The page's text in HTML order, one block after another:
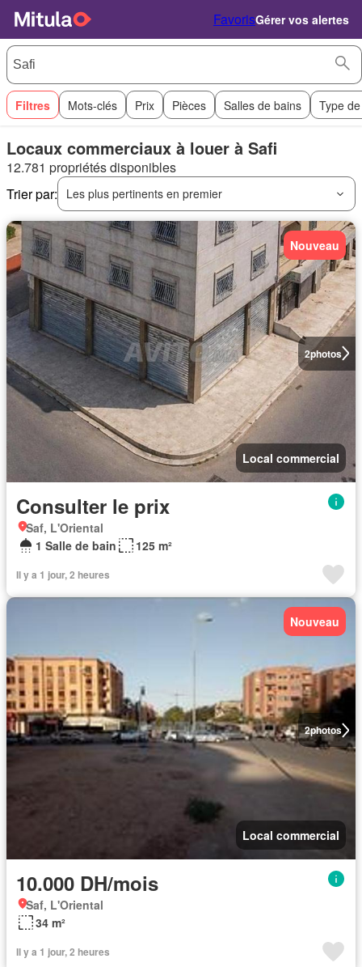
FavorisGérer vos alertes
Filtres Mots-clés Prix Pièces Salles de bains Type
Locaux commerciaux à louer à Safi
12.781 propriétés disponibles
Trier par:
Les plus pertinents en premier
2photos
Nouveau
Local commercial
Consulter le prix
Saf, L'Oriental
1 Salle de bain
125 m²
Il y a 1 jour, 2 heures
2photos
Nouveau
Local commercial
10.000 DH/mois
Saf, L'Oriental
34 m²
Il y a 1 jour, 2 heures